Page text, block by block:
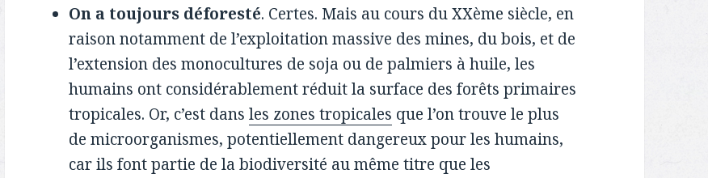
On a toujours déforesté. Certes. Mais au cours du XXème siècle, en
raison notamment de l’exploitation massive des mines, du bois, et de
l’extension des monocultures de soja ou de palmiers à huile, les
humains ont considérablement réduit la surface des forêts primaires
tropicales. Or, c’est dansles zones tropicales que l’on trouve le plus
de microorganismes, potentiellement dangereux pour les humains,
car ils font partie de la biodiversité au même titre que les